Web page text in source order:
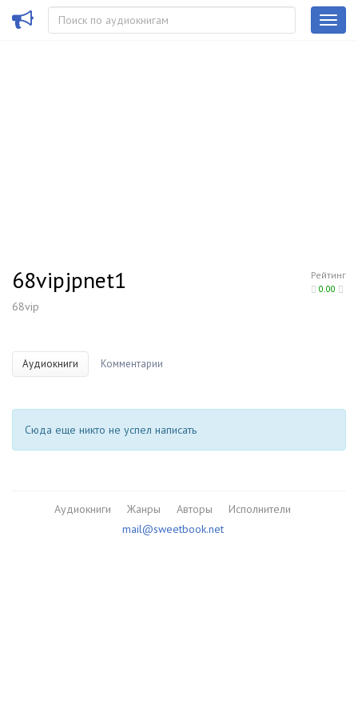
Рейтинг
0.00
68vipjpnet1
68vip
Аудиокниги Комментарии
Сюда еще никто не успел написать
Аудиокниги Жанры Авторы
Исполнители
mail@sweetbook.net